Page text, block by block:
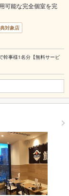
可能な完全個室を完
対象店
幹事様1名分【無料サービ